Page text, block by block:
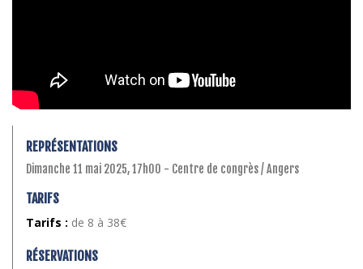
REPRÉSENTATIONS
Dimanche 11 mai 2025, 17h00 - Centre de congrès / Angers
TARIFS
Tarifs : de 8 à 38€
RÉSERVATIONS